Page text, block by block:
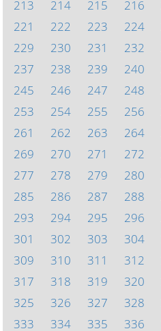
213
214 215 216
221
222 223 224
229
230 231 232
237
238 239 240
245
246 247 248
253
254 255 256
261
262 263 264
269
270 271 272
277
278 279 280
285
286 287 288
293
294 295 296
301
302 303 304
309
310 311 312
317
318 319 320
325
326 327 328
333
334 335 336